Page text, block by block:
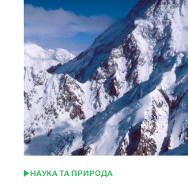
ОПУБЛІКУВАТИ
НАУКА ТА ПРИРОДА